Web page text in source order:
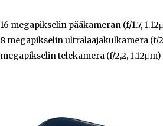
16 megapikselin pääkameran (f/1.7,
8 megapikselin ultralaajakulkamera (f/
megapikselin telekamera (f/2,2,